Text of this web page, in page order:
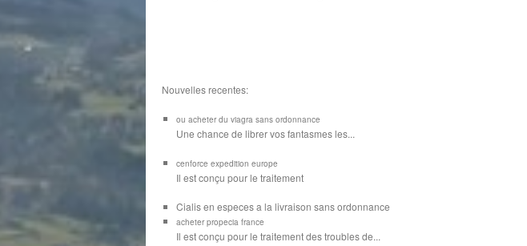
Nouvelles recentes:
ou acheter du viagra sans ordonnance
Une chance de librer vosfantasmes les...
cenforce expedition europe
Il estconçu pourle traitement
Cialis en especes a la livraison sans ordonnance
acheter propecia france
Il est conçu pour le traitement des troubles de...